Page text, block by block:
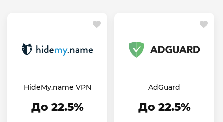
HideMy.name VPN
До 22.5%
AdGuard
До 22.5%